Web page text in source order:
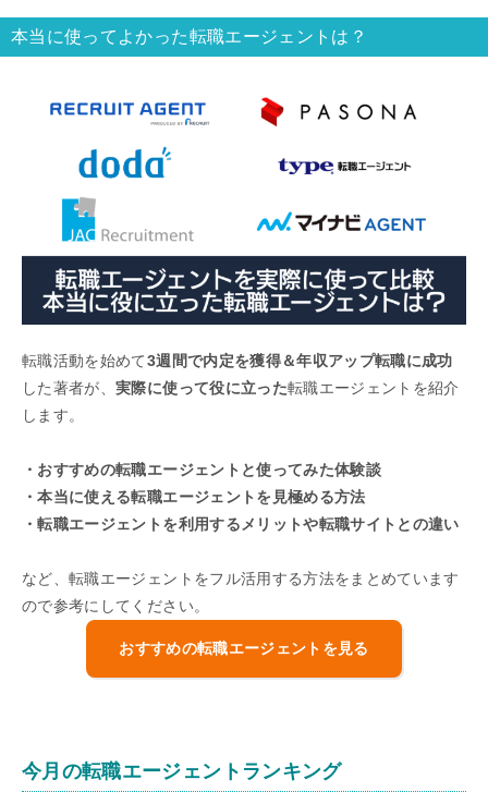
本当に使ってよかった転職エージェントは？
転職活動を始めて3週間で内定を獲得＆年収アップ転職に成功
した著者が、実際に使って役に立った転職エージェントを紹介
します。
・おすすめの転職エージェントと使ってみた体験談
・本当に使える転職エージェントを見極める方法
・転職エージェントを利用するメリットや転職サイトとの違い
など、転職エージェントをフル活用する方法をまとめています
ので参考にしてください。
おすすめの転職エージェントを見る
今月の転職エージェントランキング